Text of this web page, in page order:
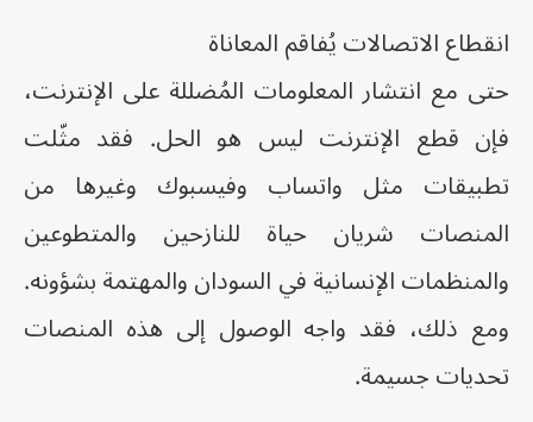
انقطاع الاتصالات يُفاقم المعاناة
حتى مع انتشار المعلومات المُضللة على الإنترنت،
فإن قطع الإنترنت ليس هو الحل. فقد مثّلت
تطبيقات مثل واتساب وفيسبوك وغيرها من
المنصات شريان حياة للنازحين والمتطوعين
والمنظمات الإنسانية في السودان والمهتمة بشؤونه.
ومع ذلك، فقد واجه الوصول إلى هذه المنصات
تحديات جسيمة.